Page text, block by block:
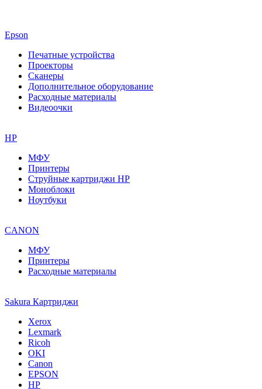
Epson
Печатные устройства
Проекторы
Сканеры
Дополнительное оборудование
Расходные материалы
Видеоочки
HP
МФУ
Принтеры
Струйные картриджи HP
Моноблоки
Ноутбуки
CANON
МФУ
Принтеры
Расходные материалы
Sakura Картриджи
Xerox
Lexmark
Ricoh
OKI
Canon
EPSON
HP